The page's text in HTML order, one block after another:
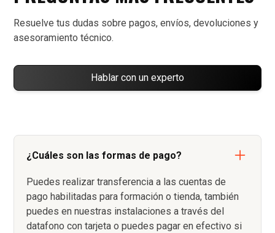
Resuelve tus dudas sobre pagos, envíos, devoluciones y
asesoramiento técnico.
Hablar con un experto
¿Cuáles son las formas de pago?
Puedes realizar transferencia a las cuentas de
pago habilitadas para formación o tienda, también
puedes en nuestras instalaciones a través del
datafono con tarjeta o puedes pagar en efectivo si